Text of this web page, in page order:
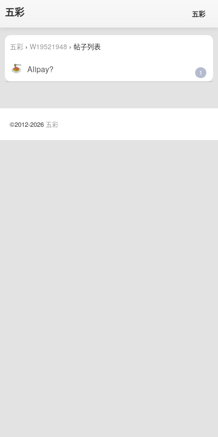
五彩 五彩
五彩 › W19521948 › 帖子列表
Alipay? 1
©2012-2026 五彩